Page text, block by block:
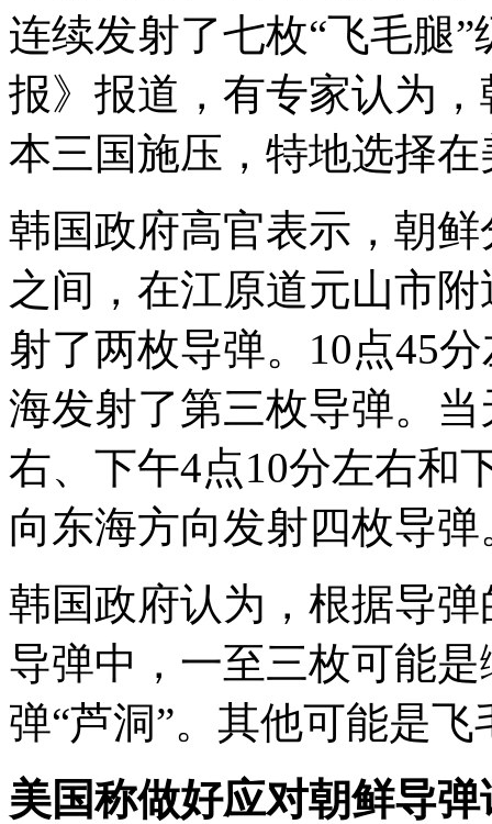
连续发射了七枚“飞毛腿
报》报道，有专家认为
本三国施压，特地选择
韩国政府高官表示，朝
之间，在江原道元山市
射了两枚导弹。10点45
海发射了第三枚导弹。
右、下午4点10分左右和
向东海方向发射四枚导弹
韩国政府认为，根据导
导弹中，一至三枚可能
弹“芦洞”。其他可能是
美国称做好应对朝鲜导